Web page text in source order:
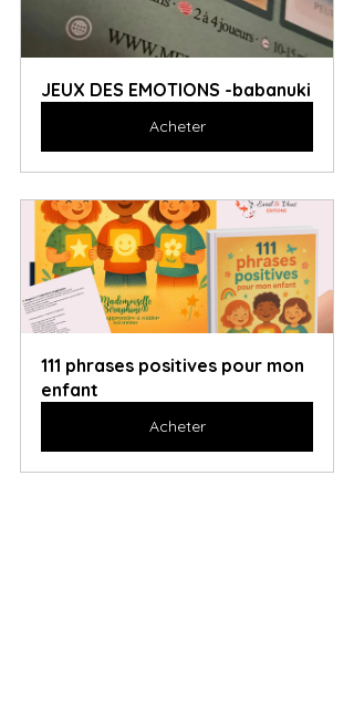
JEUX DES EMOTIONS -babanuki
Acheter
111 phrases positives pour mon
enfant
Acheter